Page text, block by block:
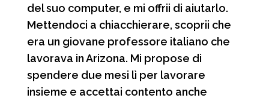
del suo computer, e mi offrii di aiutarlo.
Mettendoci a chiacchierare, scoprii che
era un giovane professore italiano che
lavorava in Arizona. Mi propose di
spendere due mesi lì per lavorare
insieme e accettai contento anche